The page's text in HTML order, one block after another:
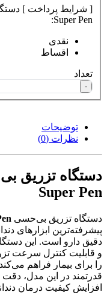
Super Pen:
نقدی
اقساط
تعداد
-
توضیحات
نظرات (0)
Super Pen
دستگاه تزریق بی‌حسی
پیشرفته‌ترین ابزارهای
دقیق دارو است. این
و قابلیت کنترل سرعت
را برای بیمار فراهم
قدرتمند در این مدل، دقت
افزایش کیفیت درمان